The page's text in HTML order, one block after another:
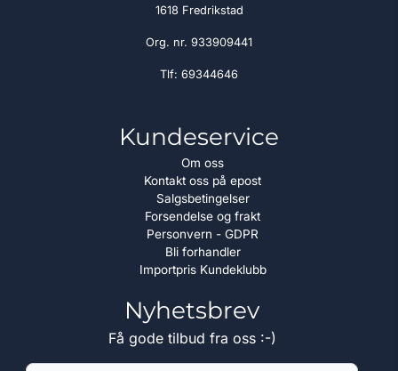
1618 Fredrikstad
Org. nr. 933909441
Tlf: 69344646
Kundeservice
Om oss
Kontakt oss på epost
Salgsbetingelser
Forsendelse og frakt
Personvern - GDPR
Bli forhandler
Importpris Kundeklubb
Nyhetsbrev
Få gode tilbud fra oss :-)